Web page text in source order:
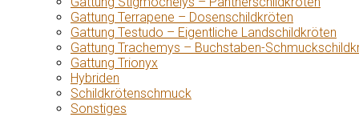
Gattung Terrapene – Dosenschildkröten
Gattung Testudo – Eigentliche Landschildkröten
Gattung Trachemys – Buchstaben-
Gattung Trionyx
Hybriden
Schildkrötenschmuck
Sonstiges